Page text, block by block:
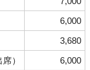
6,000
3,680
）
6,000